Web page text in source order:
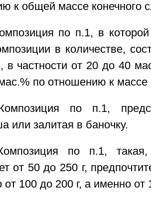
к общей массе конечного
по п.1, в
в количестве,
в частности от 20 до 40
по отношению к массе
по п.1,
или залитая в баночку.
по п.1,
от 50 до 250 г,
100 до 200 г, а именно от